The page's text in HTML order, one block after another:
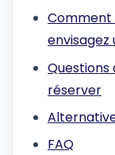
Comment
Questions
réserver
FAQ